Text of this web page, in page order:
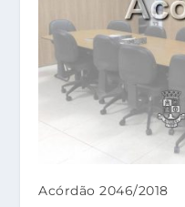
Acórdão 2046/2018